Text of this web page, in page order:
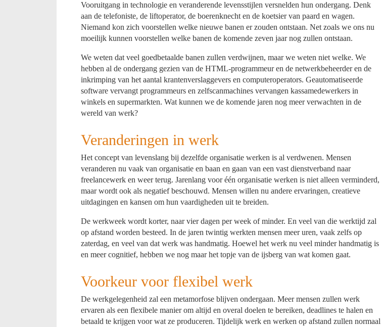
Vooruitgang in technologie en veranderende levensstijlen versnelden hun ondergang. Denk
aan de telefoniste, de liftoperator, de boerenknecht en de koetsier van paard en wagen.
Niemand kon zich voorstellen welke nieuwe banen er zouden ontstaan. Net zoals we ons nu
moeilijk kunnen voorstellen welke banen de komende zeven jaar nog zullen ontstaan.
We weten dat veel goedbetaalde banen zullen verdwijnen, maar we weten niet welke. We
hebben al de ondergang gezien van de HTML-programmeur en de netwerkbeheerder en de
inkrimping van het aantal krantenverslaggevers en computeroperators. Geautomatiseerde
software vervangt programmeurs en zelfscanmachines vervangen kassamedewerkers in
winkels en supermarkten. Wat kunnen we de komende jaren nog meer verwachten in de
wereld van werk?
Veranderingen in werk
Het concept van levenslang bij dezelfde organisatie werken is al verdwenen. Mensen
veranderen nu vaak van organisatie en baan en gaan van een vast dienstverband naar
freelancewerk en weer terug. Jarenlang voor één organisatie werken is niet alleen verminderd,
maar wordt ook als negatief beschouwd. Mensen willen nu andere ervaringen, creatieve
uitdagingen en kansen om hun vaardigheden uit te breiden.
De werkweek wordt korter, naar vier dagen per week of minder. En veel van die werktijd zal
op afstand worden besteed. In de jaren twintig werkten mensen meer uren, vaak zelfs op
zaterdag, en veel van dat werk was handmatig. Hoewel het werk nu veel minder handmatig is
en meer cognitief, hebben we nog maar het topje van de ijsberg van wat komen gaat.
Voorkeur voor flexibel werk
De werkgelegenheid zal een metamorfose blijven ondergaan. Meer mensen zullen werk
ervaren als een flexibele manier om altijd en overal doelen te bereiken, deadlines te halen en
betaald te krijgen voor wat ze produceren. Tijdelijk werk en werken op afstand zullen normaal